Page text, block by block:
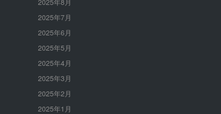
2025年7月
2025年6月
2025年5月
2025年4月
2025年3月
2025年2月
2025年1月